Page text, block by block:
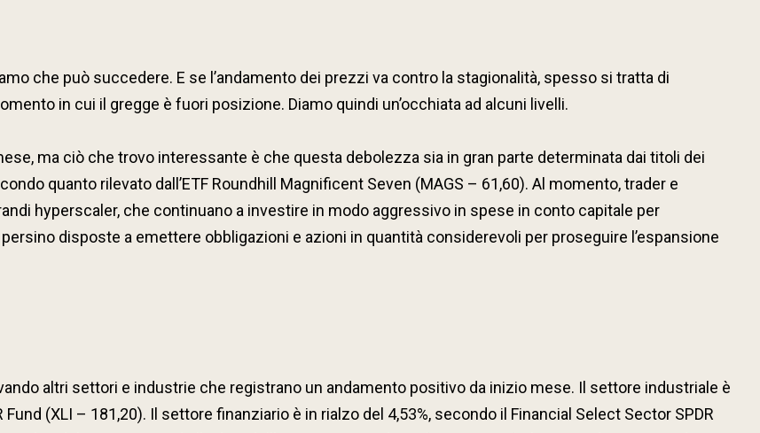
che può succedere. E se l’andamento dei prezzi va contro la stagionalità, spesso si tratta di
in cui il gregge è fuori posizione. Diamo quindi un’occhiata ad alcuni livelli.
ma ciò che trovo interessante è che questa debolezza sia in gran parte determinata dai titoli dei
quanto rilevato dall’ETF Roundhill Magnificent Seven (MAGS – 61,60). Al momento, trader e
hyperscaler, che continuano a investire in modo aggressivo in spese in conto capitale per
disposte a emettere obbligazioni e azioni in quantità considerevoli per proseguire l’espansione
altri settori e industrie che registrano un andamento positivo da inizio mese. Il settore industriale è
(XLI – 181,20). Il settore finanziario è in rialzo del 4,53%, secondo il Financial Select Sector SPDR